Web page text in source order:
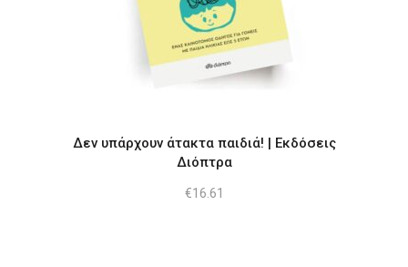
Δεν υπάρχουν άτακτα παιδιά! | Εκδόσεις
Διόπτρα
€16.61